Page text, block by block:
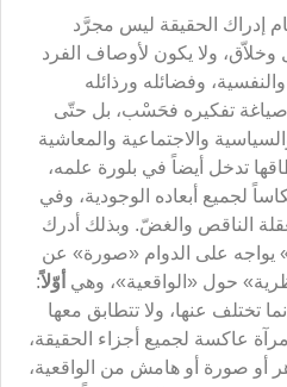
إدراك الحقيقة ليس مجرَّد
وخلاّق، ولا يكون لأوصاف الفرد
وفضائله ورذائله
صياغة تفكيره فحَسْب، بل حتّى
والاجتماعية والمعاشية
تدخل أيضاً في بلورة علمه،
لجميع أبعاده الوجودية، وفي
الناقص والغضّ. وبذلك أدرك
يواجه على الدوام «صورة» عن
حول «الواقعية»، وهي أوّلاً:
تختلف عنها، ولا تتطابق معها
عاكسة لجميع أجزاء الحقيقة،
أو صورة أو هامش من الواقعية،